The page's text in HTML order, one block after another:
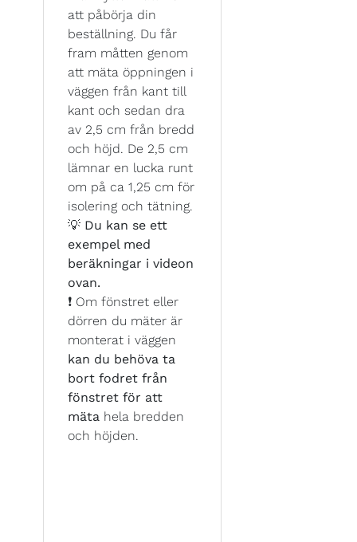
att påbörja din
beställning. Du får
fram måtten genom
att mäta öppningen i
väggen från kant till
kant och sedan dra
av 2,5 cm från bredd
och höjd. De 2,5 cm
lämnar en lucka runt
om på ca 1,25 cm för
isolering och tätning.
💡 Du kan se ett
exempel med
beräkningar i videon
ovan.
❗ Om fönstret eller
dörren du mäter är
monterat i väggen
kan du behöva ta
bort fodret från
fönstret för att
mäta hela bredden
och höjden.